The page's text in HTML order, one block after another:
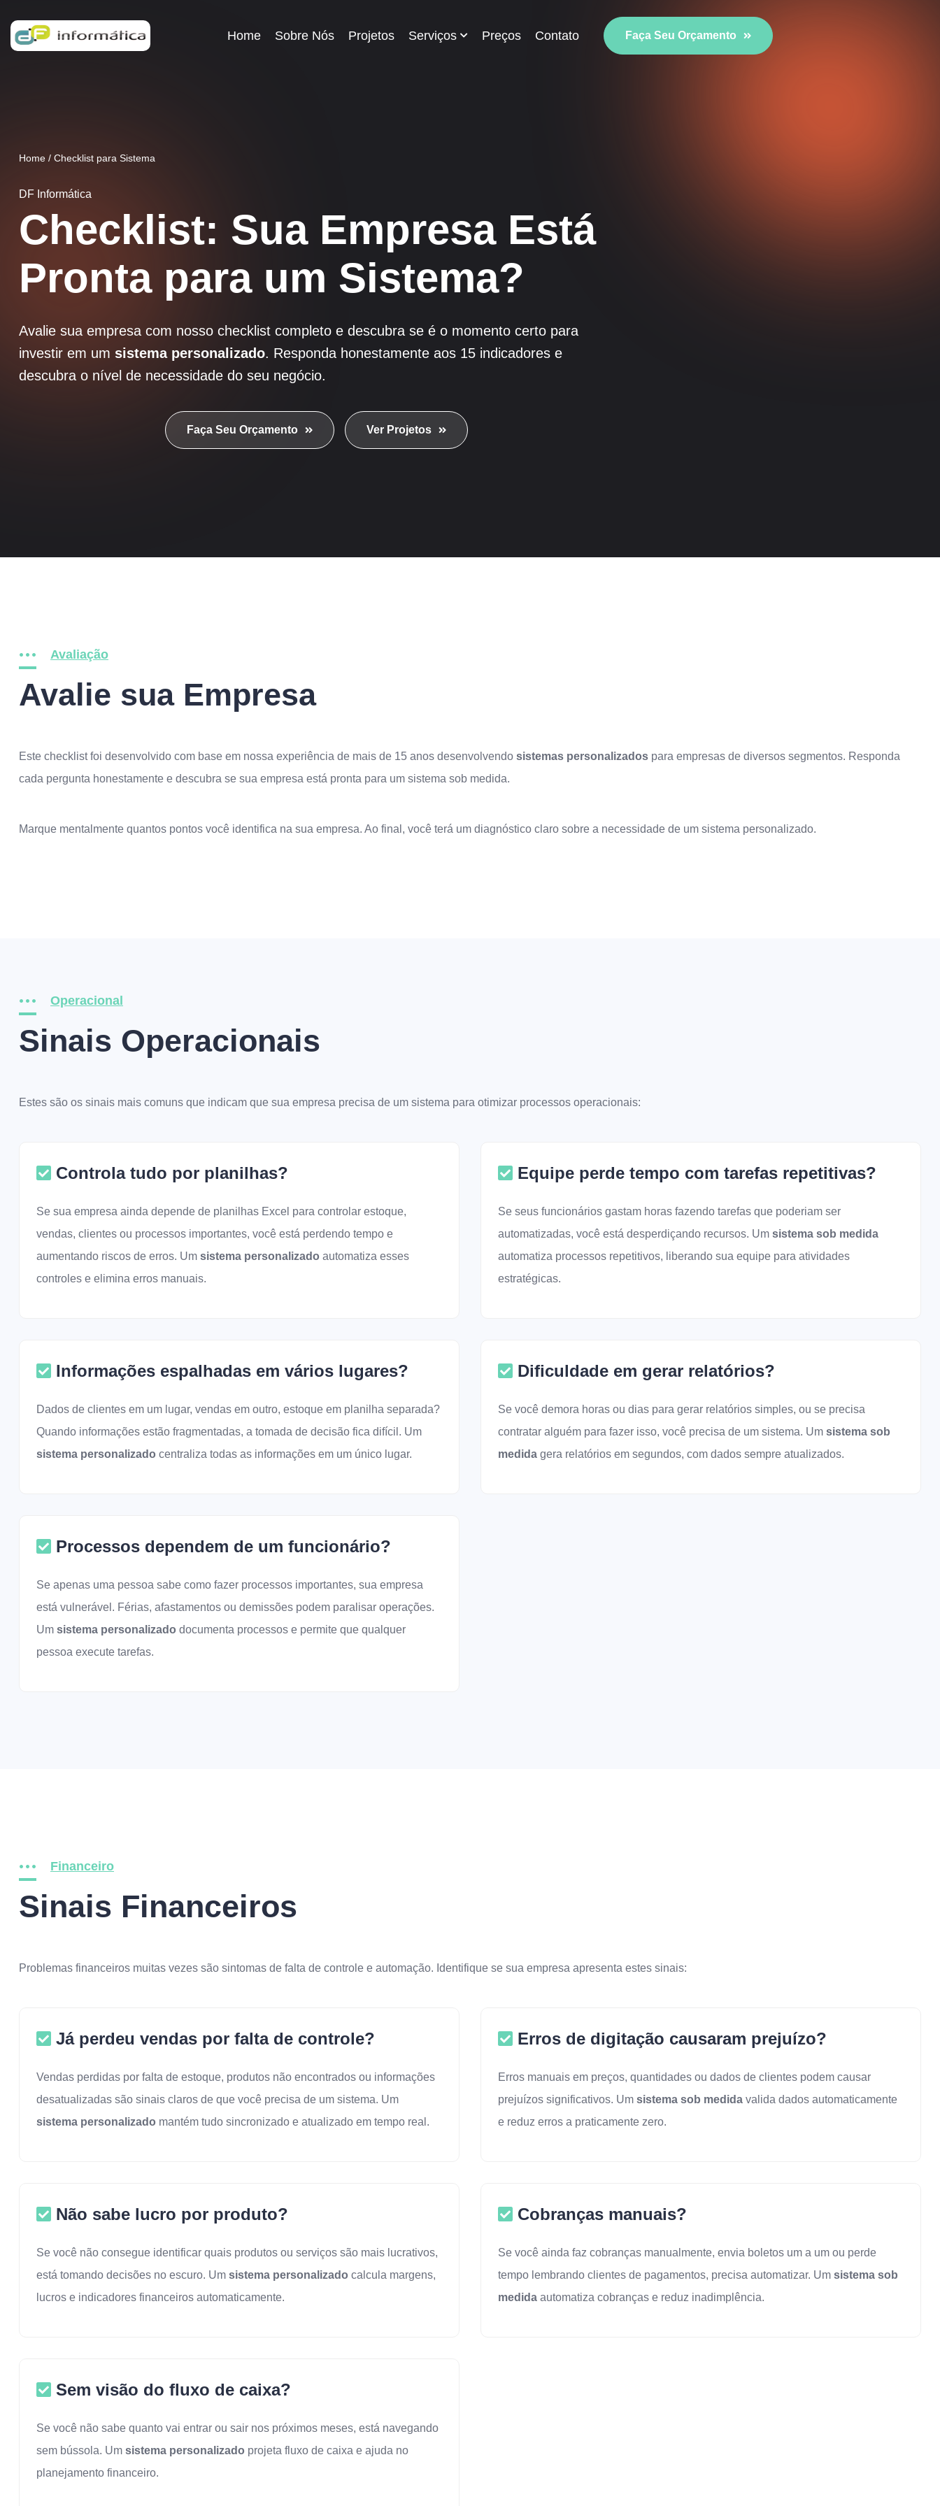
Home Sobre Nós Projetos Serviços Preços Contato Faça Seu Orçamento
Home / Checklist para Sistema
DF Informática
Checklist: Sua Empresa Está
Pronta para um Sistema?
Avalie sua empresa com nosso checklist completo e descubra se é o momento certo para
investir em um sistema personalizado. Responda honestamente aos 15 indicadores e
descubra o nível de necessidade do seu negócio.
Faça Seu Orçamento Ver Projetos
Avaliação
Avalie sua Empresa
Este checklist foi desenvolvido com base em nossa experiência de mais de 15 anos desenvolvendo sistemas personalizados para empresas de diversos segmentos. Responda
cada pergunta honestamente e descubra se sua empresa está pronta para um sistema sob medida.
Marque mentalmente quantos pontos você identifica na sua empresa. Ao final, você terá um diagnóstico claro sobre a necessidade de um sistema personalizado.
Operacional
Sinais Operacionais
Estes são os sinais mais comuns que indicam que sua empresa precisa de um sistema para otimizar processos operacionais:
Controla tudo por planilhas?
Se sua empresa ainda depende de planilhas Excel para controlar estoque,
vendas, clientes ou processos importantes, você está perdendo tempo e
aumentando riscos de erros. Um sistema personalizado automatiza esses
controles e elimina erros manuais.
Equipe perde tempo com tarefas repetitivas?
Se seus funcionários gastam horas fazendo tarefas que poderiam ser
automatizadas, você está desperdiçando recursos. Um sistema sob medida
automatiza processos repetitivos, liberando sua equipe para atividades
estratégicas.
Informações espalhadas em vários lugares?
Dados de clientes em um lugar, vendas em outro, estoque em planilha separada?
Quando informações estão fragmentadas, a tomada de decisão fica difícil. Um
sistema personalizado centraliza todas as informações em um único lugar.
Dificuldade em gerar relatórios?
Se você demora horas ou dias para gerar relatórios simples, ou se precisa
contratar alguém para fazer isso, você precisa de um sistema. Um sistema sob
medida gera relatórios em segundos, com dados sempre atualizados.
Processos dependem de um funcionário?
Se apenas uma pessoa sabe como fazer processos importantes, sua empresa
está vulnerável. Férias, afastamentos ou demissões podem paralisar operações.
Um sistema personalizado documenta processos e permite que qualquer
pessoa execute tarefas.
Financeiro
Sinais Financeiros
Problemas financeiros muitas vezes são sintomas de falta de controle e automação. Identifique se sua empresa apresenta estes sinais:
Já perdeu vendas por falta de controle?
Vendas perdidas por falta de estoque, produtos não encontrados ou informações
desatualizadas são sinais claros de que você precisa de um sistema. Um
sistema personalizado mantém tudo sincronizado e atualizado em tempo real.
Erros de digitação causaram prejuízo?
Erros manuais em preços, quantidades ou dados de clientes podem causar
prejuízos significativos. Um sistema sob medida valida dados automaticamente
e reduz erros a praticamente zero.
Não sabe lucro por produto?
Se você não consegue identificar quais produtos ou serviços são mais lucrativos,
está tomando decisões no escuro. Um sistema personalizado calcula margens,
lucros e indicadores financeiros automaticamente.
Cobranças manuais?
Se você ainda faz cobranças manualmente, envia boletos um a um ou perde
tempo lembrando clientes de pagamentos, precisa automatizar. Um sistema sob
medida automatiza cobranças e reduz inadimplência.
Sem visão do fluxo de caixa?
Se você não sabe quanto vai entrar ou sair nos próximos meses, está navegando
sem bússola. Um sistema personalizado projeta fluxo de caixa e ajuda no
planejamento financeiro.